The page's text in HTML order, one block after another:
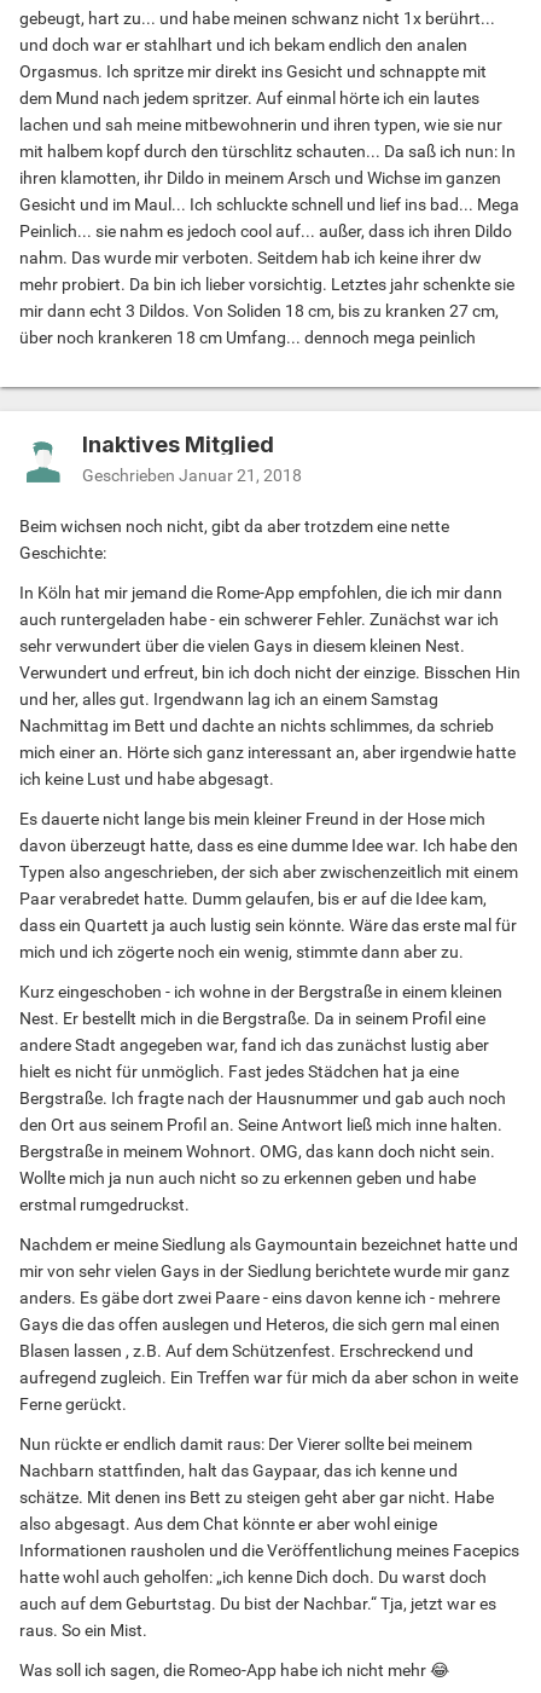
gebeugt, hart zu... und habe meinen schwanz nicht 1x berührt...
und doch war er stahlhart und ich bekam endlich den analen
Orgasmus. Ich spritze mir direkt ins Gesicht und schnappte mit
dem Mund nach jedem spritzer. Auf einmal hörte ich ein lautes
lachen und sah meine mitbewohnerin und ihren typen, wie sie nur
mit halbem kopf durch den türschlitz schauten... Da saß ich nun: In
ihren klamotten, ihr Dildo in meinem Arsch und Wichse im ganzen
Gesicht und im Maul... Ich schluckte schnell und lief ins bad... Mega
Peinlich... sie nahm es jedoch cool auf... außer, dass ich ihren Dildo
nahm. Das wurde mir verboten. Seitdem hab ich keine ihrer dw
mehr probiert. Da bin ich lieber vorsichtig. Letztes jahr schenkte sie
mir dann echt 3 Dildos. Von Soliden 18 cm, bis zu kranken 27 cm,
über noch krankeren 18 cm Umfang... dennoch mega peinlich
Inaktives Mitglied
Geschrieben Januar 21, 2018
Beim wichsen noch nicht, gibt da aber trotzdem eine nette
Geschichte:
In Köln hat mir jemand die Rome-App empfohlen, die ich mir dann
auch runtergeladen habe - ein schwerer Fehler. Zunächst war ich
sehr verwundert über die vielen Gays in diesem kleinen Nest.
Verwundert und erfreut, bin ich doch nicht der einzige. Bisschen Hin
und her, alles gut. Irgendwann lag ich an einem Samstag
Nachmittag im Bett und dachte an nichts schlimmes, da schrieb
mich einer an. Hörte sich ganz interessant an, aber irgendwie hatte
ich keine Lust und habe abgesagt.
Es dauerte nicht lange bis mein kleiner Freund in der Hose mich
davon überzeugt hatte, dass es eine dumme Idee war. Ich habe den
Typen also angeschrieben, der sich aber zwischenzeitlich mit einem
Paar verabredet hatte. Dumm gelaufen, bis er auf die Idee kam,
dass ein Quartett ja auch lustig sein könnte. Wäre das erste mal für
mich und ich zögerte noch ein wenig, stimmte dann aber zu.
Kurz eingeschoben - ich wohne in der Bergstraße in einem kleinen
Nest. Er bestellt mich in die Bergstraße. Da in seinem Profil eine
andere Stadt angegeben war, fand ich das zunächst lustig aber
hielt es nicht für unmöglich. Fast jedes Städchen hat ja eine
Bergstraße. Ich fragte nach der Hausnummer und gab auch noch
den Ort aus seinem Profil an. Seine Antwort ließ mich inne halten.
Bergstraße in meinem Wohnort. OMG, das kann doch nicht sein.
Wollte mich ja nun auch nicht so zu erkennen geben und habe
erstmal rumgedruckst.
Nachdem er meine Siedlung als Gaymountain bezeichnet hatte und
mir von sehr vielen Gays in der Siedlung berichtete wurde mir ganz
anders. Es gäbe dort zwei Paare - eins davon kenne ich - mehrere
Gays die das offen auslegen und Heteros, die sich gern mal einen
Blasen lassen , z.B. Auf dem Schützenfest. Erschreckend und
aufregend zugleich. Ein Treffen war für mich da aber schon in weite
Ferne gerückt.
Nun rückte er endlich damit raus: Der Vierer sollte bei meinem
Nachbarn stattfinden, halt das Gaypaar, das ich kenne und
schätze. Mit denen ins Bett zu steigen geht aber gar nicht. Habe
also abgesagt. Aus dem Chat könnte er aber wohl einige
Informationen rausholen und die Veröffentlichung meines Facepics
hatte wohl auch geholfen: „ich kenne Dich doch. Du warst doch
auch auf dem Geburtstag. Du bist der Nachbar.“ Tja, jetzt war es
raus. So ein Mist.
Was soll ich sagen, die Romeo-App habe ich nicht mehr 😂